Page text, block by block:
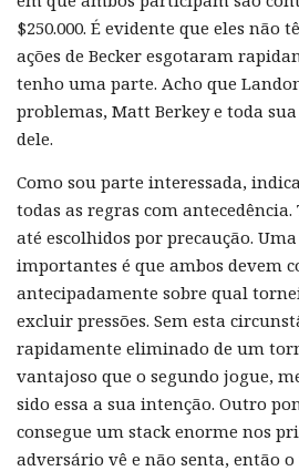
$250.000. É evidente que eles não
ações de Becker esgotaram
tenho uma parte. Acho que
problemas, Matt Berkey e toda
dele.
Como sou parte interessada,
todas as regras com
até escolhidos por precaução.
importantes é que ambos devem
antecipadamente sobre qual
excluir pressões. Sem esta
rapidamente eliminado de um
vantajoso que o segundo jogue,
sido essa a sua intenção. Outro
consegue um stack enorme nos
adversário vê e não senta, então